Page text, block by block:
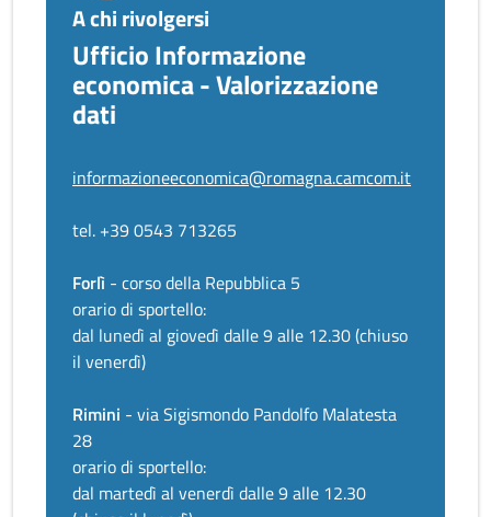
A chi rivolgersi
Ufficio Informazione
economica - Valorizzazione
dati
informazioneeconomica@romagna.camcom.it
tel. +39 0543 713265
Forlì - corso della Repubblica 5
orario di sportello:
dal lunedì al giovedì dalle 9 alle 12.30 (chiuso
il venerdì)
Rimini - via Sigismondo Pandolfo Malatesta
28
orario di sportello:
dal martedì al venerdì dalle 9 alle 12.30